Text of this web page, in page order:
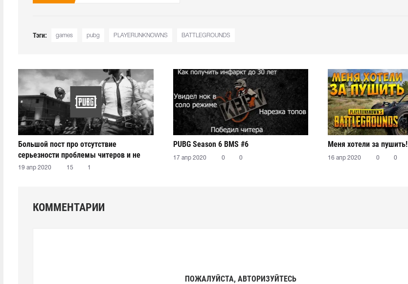
Тэги: games pubg PLAYERUNKNOWNS BATTLEGROUNDS
Большой пост про отсутствие
серьезности проблемы читеров и не
только
19 апр 2020 15 1
PUBG Season 6 BMS #6
17 апр 2020 0 0
Меня хотели за пушить!
16 апр 2020 0 0
КОММЕНТАРИИ
ПОЖАЛУЙСТА, АВТОРИЗУЙТЕСЬ